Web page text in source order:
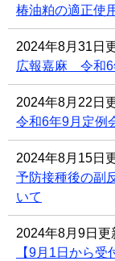
椿油粕の適正使
2024年8月31日
広報嘉麻 令和6
2024年8月22日
令和6年9月定例
2024年8月15日
予防接種後の副
いて
2024年8月9日更
【9月1日から